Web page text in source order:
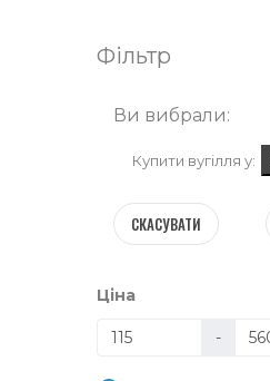
Фільтр
Ви вибрали:
Купити вугілля у:
СКАСУВАТИ
Ціна
-